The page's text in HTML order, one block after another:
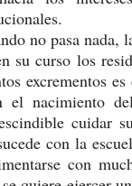
nada, la
su curso los
excrementos
el nacimiento
cuidar
con la
con